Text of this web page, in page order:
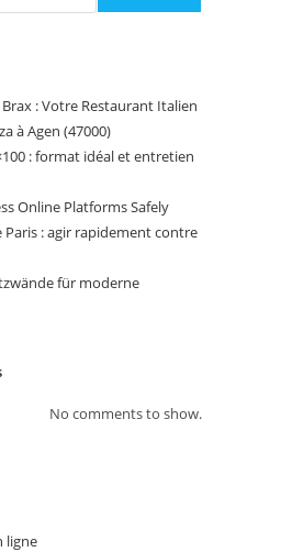
: Votre Restaurant Italien
à Agen (47000)
: format idéal et entretien
Online Platforms Safely
: agir rapidement contre
für moderne
No comments to show.
ligne